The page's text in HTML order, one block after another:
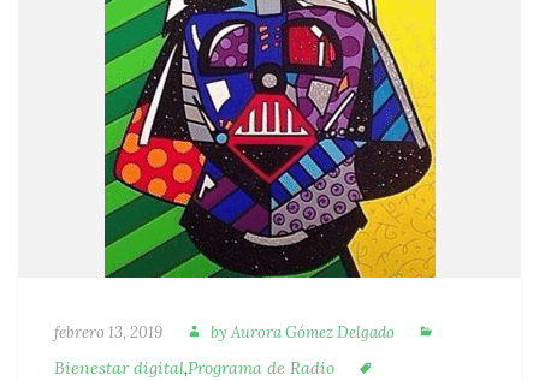
Publicado
febrero 13, 2019 Autora
by Aurora Gómez Delgado
Bienestar digital,Programa de Radio